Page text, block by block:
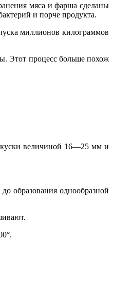
мяса и фарша сделаны
и порче продукта.
миллионов килограммов
Этот процесс больше похож
куски величиной 16—25 мм и
образования однообразной